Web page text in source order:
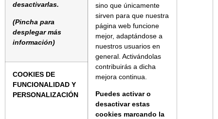
sino que únicamente
sirven para que nuestra
página web funcione
mejor, adaptándose a
nuestros usuarios en
general. Activándolas
contribuirás a dicha
mejora continua.
Puedes activar o
desactivar estas
cookies marcando la
desactivarlas.
(Pincha para
desplegar más
información)
COOKIES DE
FUNCIONALIDAD Y
PERSONALIZACIÓN